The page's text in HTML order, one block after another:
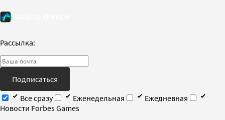
Рассылка:
Подписаться
Все сразу
Еженедельная
Ежедневная
Новости Forbes Games